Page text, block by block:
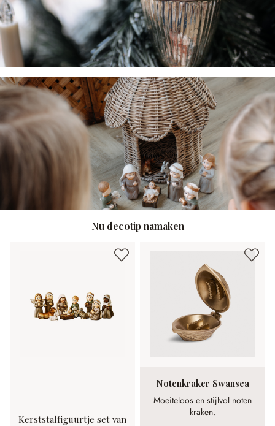
Nu decotip namaken
Kerststalfiguurtje set van
Notenkraker Swansea
Moeiteloos en stijlvol noten
kraken.